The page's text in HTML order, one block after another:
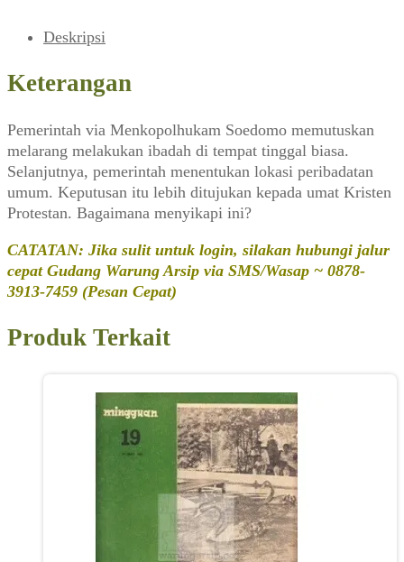
(Editor,
Juli
1990)
Deskripsi
Keterangan
Pemerintah via Menkopolhukam Soedomo memutuskan
melarang melakukan ibadah di tempat tinggal biasa.
Selanjutnya, pemerintah menentukan lokasi peribadatan
umum. Keputusan itu lebih ditujukan kepada umat Kristen
Protestan. Bagaimana menyikapi ini?
CATATAN: Jika sulit untuk login, silakan hubungi jalur
cepat Gudang Warung Arsip via SMS/Wasap ~ 0878-
3913-7459 (Pesan Cepat)
Produk Terkait